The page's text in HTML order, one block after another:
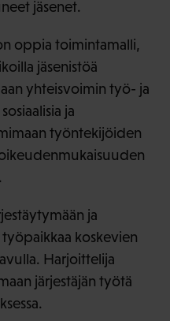
jäsenet.
oppia toimintamalli,
jäsenistöä
yhteisvoimin työ- ja
ja
työntekijöiden
ja
koskevien
Harjoittelija
järjestäjän työtä